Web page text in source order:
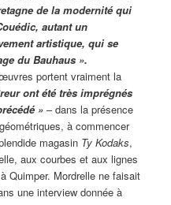
de la modernité qui
autant un
artistique, qui se
du Bauhaus ».
portent vraiment la
ont été très imprégnés
»– dans la présence
à commencer
magasin Ty Kodaks,
aux courbes et aux lignes
Quimper. Mordrelle ne faisait
une interview donnée à